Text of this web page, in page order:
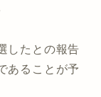
したとの報告
あることが予